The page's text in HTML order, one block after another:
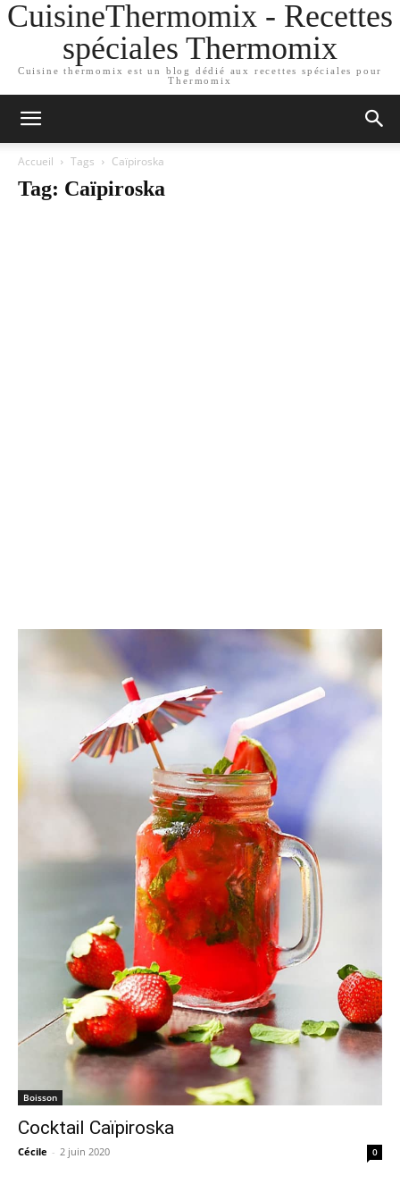
CuisineThermomix - Recettes
spéciales Thermomix
Cuisine thermomix est un blog dédié aux recettes spéciales pour
Thermomix
Accueil Tags Caïpiroska
Tag: Caïpiroska
Boisson
Cocktail Caïpiroska
Cécile - 2 juin 2020 0